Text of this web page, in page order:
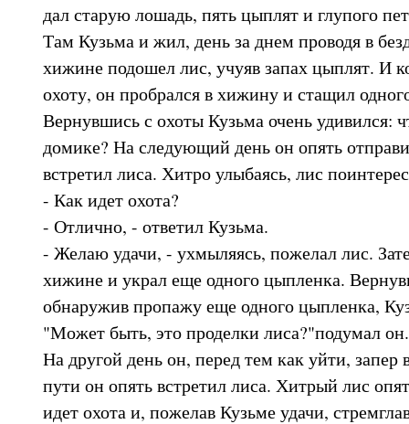
дал старую лошадь, пять цыплят и глупого
Там Кузьма и жил, день за днем проводя в
хижине подошел лис, учуяв запах цыплят. И
охоту, он пробрался в хижину и стащил
Вернувшись с охоты Кузьма очень удивился:
домике? На следующий день он опять
встретил лиса. Хитро улыбаясь, лис
- Как идет охота?
- Отлично, - ответил Кузьма.
- Желаю удачи, - ухмыляясь, пожелал лис.
хижине и украл еще одного цыпленка.
обнаружив пропажу еще одного цыпленка,
"Может быть, это проделки лиса?"подумал он.
На другой день он, перед тем как уйти, запер
пути он опять встретил лиса. Хитрый лис
идет охота и, пожелав Кузьме удачи,